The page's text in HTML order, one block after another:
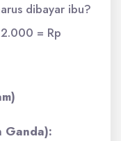
dibayar ibu?
= Rp
Ganda):